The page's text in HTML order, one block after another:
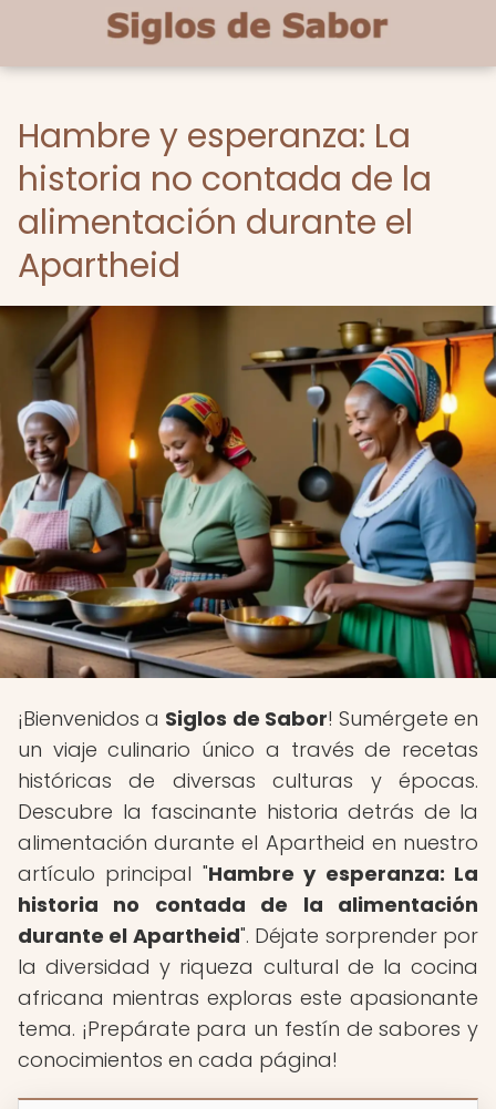
Hambre y esperanza: La
historia no contada de la
alimentación durante el
Apartheid
¡Bienvenidos a Siglos de Sabor! Sumérgete en
un viaje culinario único a través de recetas
históricas de diversas culturas y épocas.
Descubre la fascinante historia detrás de la
alimentación durante el Apartheid en nuestro
artículo principal "Hambre y esperanza: La
historia no contada de la alimentación
durante el Apartheid". Déjate sorprender por
la diversidad y riqueza cultural de la cocina
africana mientras exploras este apasionante
tema. ¡Prepárate para un festín de sabores y
conocimientos en cada página!